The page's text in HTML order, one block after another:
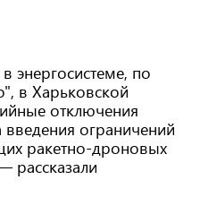
энергосистеме, по
в Харьковской
отключения
ограничений
ракетно-дроновых
рассказали